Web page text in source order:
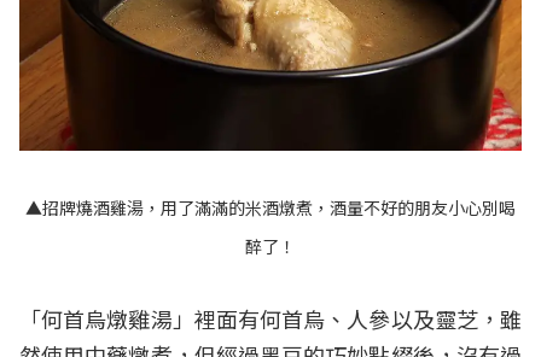
▲招牌燒酒雞湯，用了滿滿的米酒燉煮，酒量不好的朋友小心別喝
醉了！
「何首烏燉雞湯」裡面有何首烏、人參以及靈芝，雖